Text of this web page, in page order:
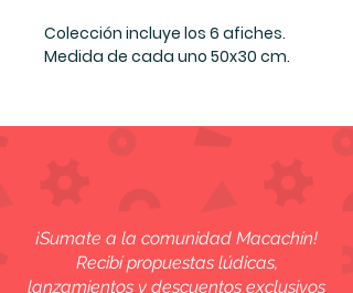
Colección incluye los 6 afiches.
Medida de cada uno 50x30 cm.
¡Sumate a la comunidad Macachín!
Recibí propuestas lúdicas,
lanzamientos y descuentos exclusivos